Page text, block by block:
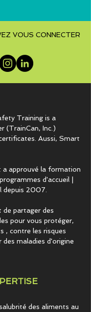
VOUS CONNECTER
Training is a
(TrainCan, Inc.)
Aussi, Smart
a approuvé la formation
d'accueil |
depuis 2007.
de partager des
pour vous protéger,
, contre les risques
maladies d'origine
des aliments au